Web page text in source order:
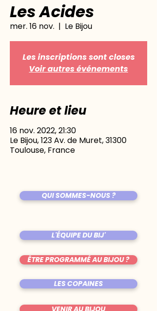
Les Acides
mer. 16 nov.
  |
Le Bijou
Les inscriptions sont closes
Voir autres événements
Heure et lieu
16 nov. 2022, 21:30
Le Bijou, 123 Av. de Muret, 31300
Toulouse, France
QUI SOMMES-NOUS ?
L'ÉQUIPE DU BIJ'
ÊTRE PROGRAMMÉ AU BIJOU ?
LES COPAINES
VENIR AU BIJOU